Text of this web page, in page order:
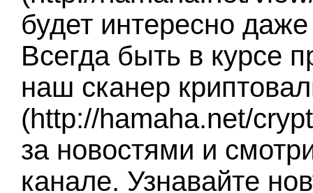
будет интересно
Всегда быть в курсе
наш сканер
(http://hamaha.net/
за новостями и
канале. Узнавайте